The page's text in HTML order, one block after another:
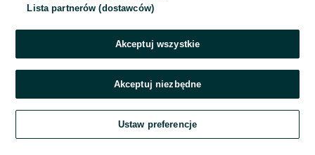
Zaloguj się
Kontynuując za pośrednictwem jednego z dostawców wskazanych powyżej,
OLX.pl w jego aktualnym brzmieniu.
Lista partnerów (dostawców)
Akceptuj wszystkie
Akceptuj niezbędne
Ustaw preferencje